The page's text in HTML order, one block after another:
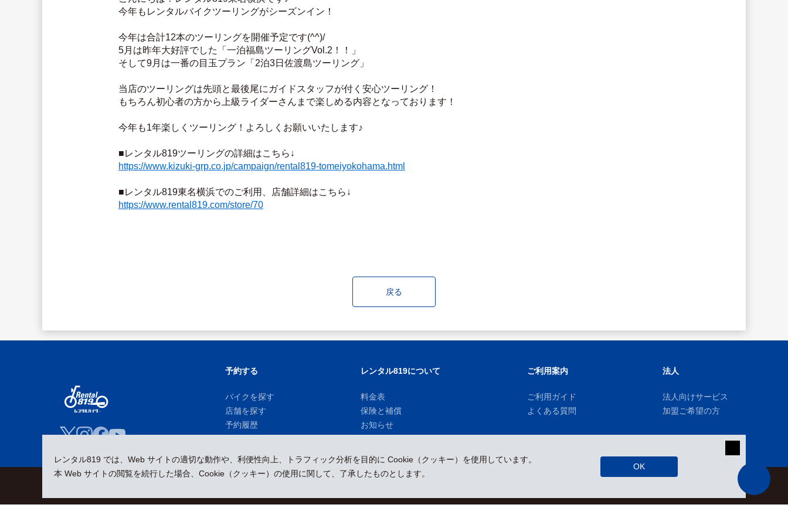
今年もレンタルバイクツーリングがシーズンイン！
今年は合計12本のツーリングを開催予定です(^^)/
5月は昨年大好評でした「一泊福島ツーリングVol.2！！」
そして9月は一番の目玉プラン「2泊3日佐渡島ツーリング」
当店のツーリングは先頭と最後尾にガイドスタッフが付く安心ツーリング！
もちろん初心者の方から上級ライダーさんまで楽しめる内容となっております！
今年も1年楽しくツーリング！よろしくお願いいたします♪
■レンタル819ツーリングの詳細はこちら↓
https://www.kizuki-grp.co.jp/campaign/rental819-tomeiyokohama.html
■レンタル819東名横浜でのご利用、店舗詳細はこちら↓
https://www.rental819.com/store/70
戻る
レンタル819 では、Web サイトの適切な動作や、利便性向上、トラフィック分析を目的に Cookie（クッキー）を使用しています。
本 Web サイトの閲覧を続行した場合、Cookie（クッキー）の使用に関して、了承したものとします。
OK
予約する
バイクを探す
店舗を探す
予約履歴
レンタル819について
料金表
保険と補償
お知らせ
ご利用案内
ご利用ガイド
よくある質問
法人
法人向けサービス
加盟ご希望の方